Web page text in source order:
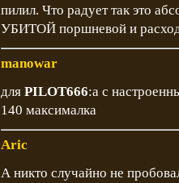
пилил. Что радует так это
УБИТОЙ поршневой и расход
manowar
для PILOT666:а с
140 максималка
Aric
А никто случайно не